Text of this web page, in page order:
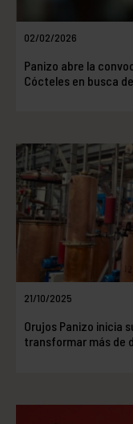
02/02/2026
Panizo abre la
Cócteles en busca
21/10/2025
Orujos Panizo inicia
transformar más de